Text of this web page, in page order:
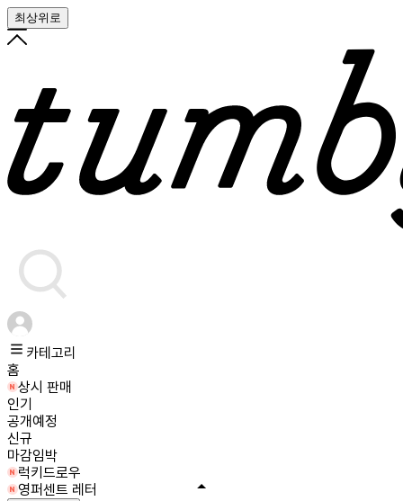
최상위로
카테고리
홈
상시 판매
인기
공개예정
신규
마감임박
럭키드로우
영퍼센트 레터